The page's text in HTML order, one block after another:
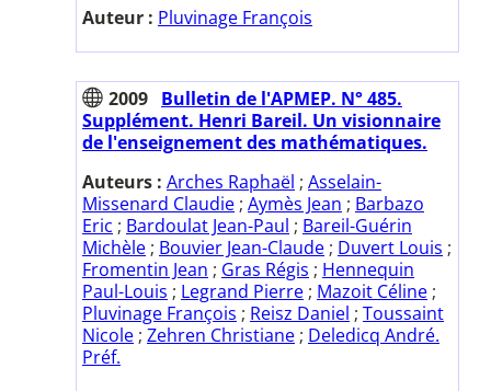
Auteur : Pluvinage François
2009 Bulletin de l'APMEP. N° 485.
Supplément. Henri Bareil. Un visionnaire
de l'enseignement des mathématiques.
Auteurs : Arches Raphaël ; Asselain-
Missenard Claudie ; Aymès Jean ; Barbazo
Eric ; Bardoulat Jean-Paul ; Bareil-Guérin
Michèle ; Bouvier Jean-Claude ; Duvert Louis ;
Fromentin Jean ; Gras Régis ; Hennequin
Paul-Louis ; Legrand Pierre ; Mazoit Céline ;
Pluvinage François ; Reisz Daniel ; Toussaint
Nicole ; Zehren Christiane ; Deledicq André.
Préf.